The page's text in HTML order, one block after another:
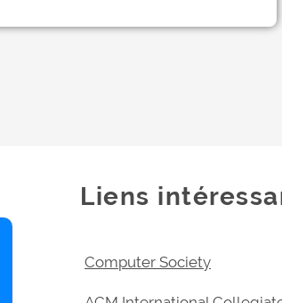
Liens
Computer Society